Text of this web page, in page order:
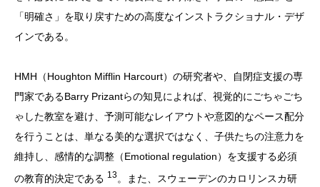
「明確さ」を取り戻すための高度なインストラクショナル・デザ
インである。
HMH（Houghton Mifflin Harcourt）の研究者や、自閉症支援の専
門家であるBarry Prizantらの知見によれば、視覚的にごちゃごち
ゃした教室を避け、予測可能なレイアウトや意図的なペース配分
を行うことは、単なる美的な選択ではなく、子供たちの注意力を
維持し、感情的な調整（Emotional regulation）を支援する必須
の教育的決定である 13。また、スウェーデンのカロリンスカ研